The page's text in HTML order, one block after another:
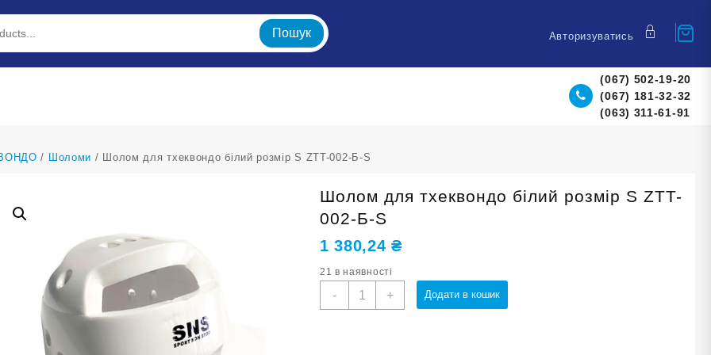
Пошук Авторизуватись
(067) 502-19-20
(067) 181-32-32
(063) 311-61-91
/ Шоломи / Шолом для тхеквондо білий розмір S ZTT-002-Б-S
Шолом для тхеквондо білий розмір S ZTT-
002-Б-S
1 380,24₴
21 в наявності
-
Шолом
+ Додати в кошик